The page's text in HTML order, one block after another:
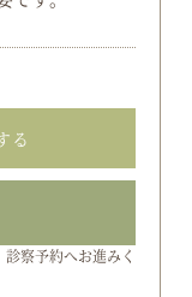
る
察予約へお進みく